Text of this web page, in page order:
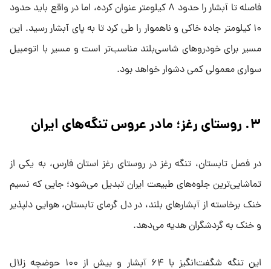
فاصله تا آبشار را حدود ۸ کیلومتر عنوان کرده، اما در واقع باید حدود
۱۰ کیلومتر جاده خاکی و ناهموار را طی کرد تا به پای آبشار رسید. این
مسیر برای خودروهای شاسی‌بلند مناسب‌تر است و مسیر با اتومبیل
سواری معمولی کمی دشوار خواهد بود.